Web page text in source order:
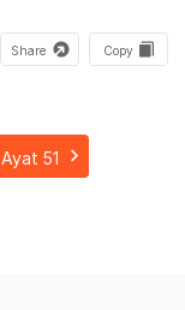
Share Copy
Ayat 51